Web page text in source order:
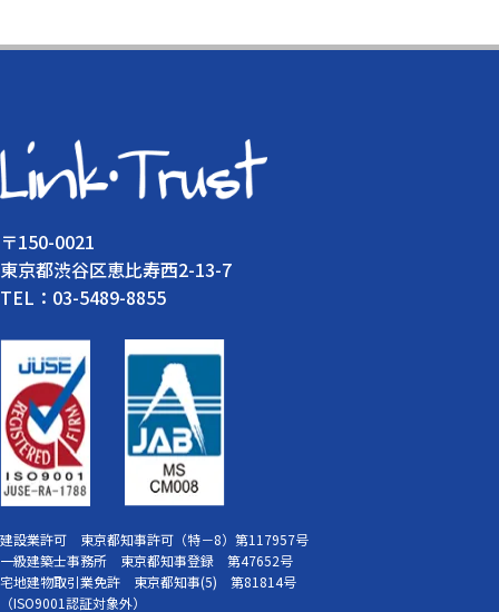
〒150-0021
東京都渋谷区恵比寿西2-13-7
TEL：03-5489-8855
建設業許可 東京都知事許可（特－8）第117957号
一級建築士事務所 東京都知事登録 第47652号
宅地建物取引業免許 東京都知事(5) 第81814号
（ISO9001認証対象外）